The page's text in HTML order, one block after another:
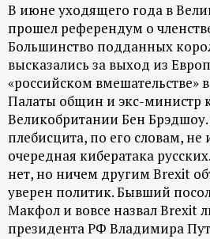
В июне уходящего года в
прошел референдум о
Большинство подданных
высказались за выход из
«российском вмешательстве»
Палаты общин и экс-министр
Великобритании Бен Брэдшоу.
плебисцита, по его словам, не
очередная кибератака
нет, но ничем другим Brexit
уверен политик. Бывший
Макфол и вовсе назвал Brexit
президента РФ Владимира